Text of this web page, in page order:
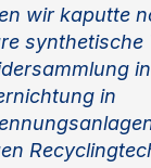
wir kaputte
synthetische
in